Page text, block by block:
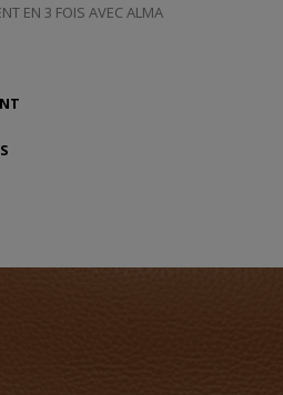
EN 3 FOIS AVEC ALMA